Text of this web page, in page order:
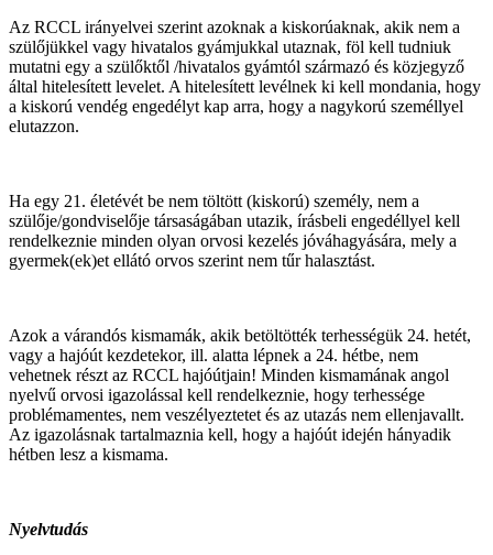
Az RCCL irányelvei szerint azoknak a kiskorúaknak, akik nem a
szülőjükkel vagy hivatalos gyámjukkal utaznak, föl kell tudniuk
mutatni egy a szülőktől /hivatalos gyámtól származó és közjegyző
által hitelesített levelet. A hitelesített levélnek ki kell mondania, hogy
a kiskorú vendég engedélyt kap arra, hogy a nagykorú személlyel
elutazzon.
Ha egy 21. életévét be nem töltött (kiskorú) személy, nem a
szülője/gondviselője társaságában utazik, írásbeli engedéllyel kell
rendelkeznie minden olyan orvosi kezelés jóváhagyására, mely a
gyermek(ek)et ellátó orvos szerint nem tűr halasztást.
Azok a várandós kismamák, akik betöltötték terhességük 24. hetét,
vagy a hajóút kezdetekor, ill. alatta lépnek a 24. hétbe, nem
vehetnek részt az RCCL hajóútjain! Minden kismamának angol
nyelvű orvosi igazolással kell rendelkeznie, hogy terhessége
problémamentes, nem veszélyeztetet és az utazás nem ellenjavallt.
Az igazolásnak tartalmaznia kell, hogy a hajóút idején hányadik
hétben lesz a kismama.
Nyelvtudás